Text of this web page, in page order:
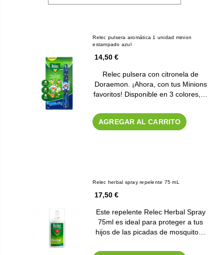
Relec pulsera aromática 1 unidad minion
estampado azul
14,50 €
Relec pulsera con citronela de
Doraemon. ¡Ahora, con tus Minions
favoritos! Disponible en 3 colores,…
AGREGAR AL CARRITO
Relec herbal spray repelente 75 mL
17,50 €
Este repelente Relec Herbal Spray
75ml es ideal para proteger a tus
hijos de las picadas de mosquito…